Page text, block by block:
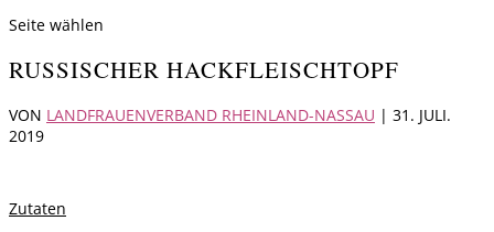
Seite wählen
RUSSISCHER HACKFLEISCHTOPF
VON LANDFRAUENVERBAND RHEINLAND-NASSAU | 31. JULI.
2019
Zutaten